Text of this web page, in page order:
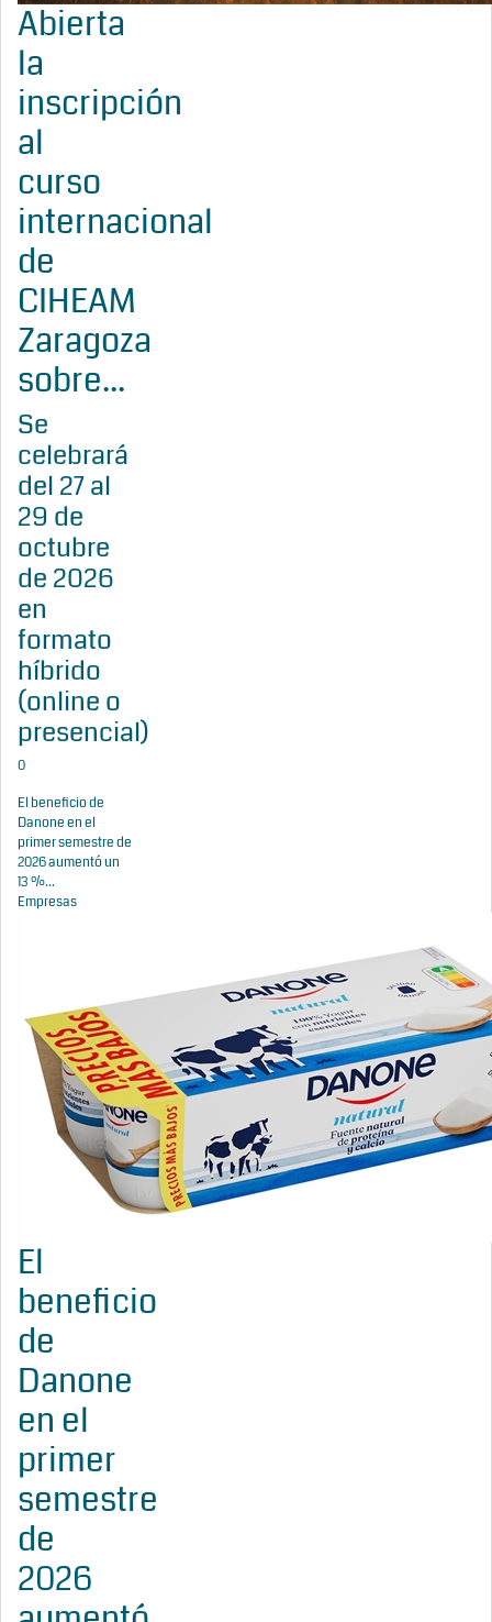
Abierta
la
inscripción
al
curso
internacional
de
CIHEAM
Zaragoza
sobre...
Se
celebrará
del 27 al
29 de
octubre
de 2026
en
formato
híbrido
(online o
presencial)
0
El beneficio de
Danone en el
primer semestre de
2026 aumentó un
13 %...
Empresas
El
beneficio
de
Danone
en el
primer
semestre
de
2026